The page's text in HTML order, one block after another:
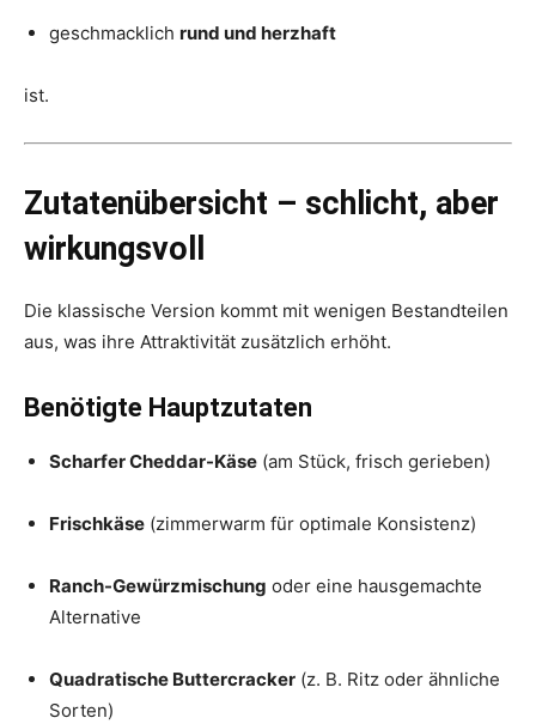
geschmacklich rund und herzhaft
ist.
Zutatenübersicht – schlicht, aber
wirkungsvoll
Die klassische Version kommt mit wenigen Bestandteilen
aus, was ihre Attraktivität zusätzlich erhöht.
Benötigte Hauptzutaten
Scharfer Cheddar-Käse (am Stück, frisch gerieben)
Frischkäse (zimmerwarm für optimale Konsistenz)
Ranch-Gewürzmischung oder eine hausgemachte
Alternative
Quadratische Buttercracker (z. B. Ritz oder ähnliche
Sorten)